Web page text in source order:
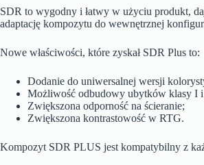
SDR to wygodny i łatwy w użyciu produkt,
adaptację kompozytu do wewnętrznej
Nowe właściwości, które zyskał SDR Plus to:
Dodanie do uniwersalnej wersji
Możliwość odbudowy ubytków klasy I
Zwiększona odporność na ścieranie;
Zwiększona kontrastowość w RTG.
Kompozyt SDR PLUS jest kompatybilny z